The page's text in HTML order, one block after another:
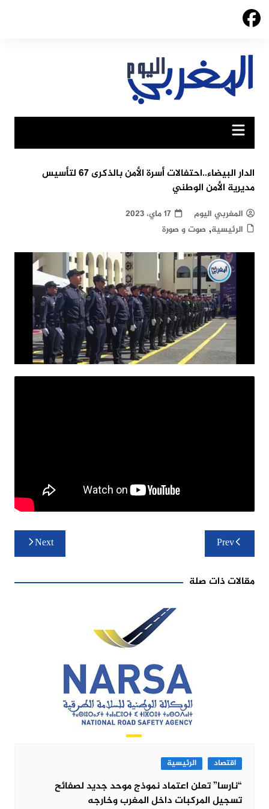
Skip
الدار البيضاء..احتفالات أسرة الأمن بالذكرى 67 لتأسيس
مديرية الأمن الوطني
المغربي اليوم
17 ماي، 2023
الرئيسية, صوت و صورة
تصفّح
المقالات
Prev
Next
مقالات ذات صلة
اقتصاد الرئيسية
“نارسا” تعلن اعتماد نموذج موحد جديد لصفائح
تسجيل المركبات داخل المغرب وخارجه